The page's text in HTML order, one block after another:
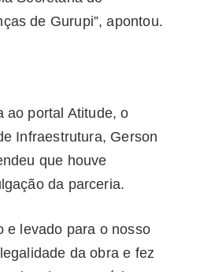
de Gurupi”, apontou.
ao portal Atitude, o
Infraestrutura, Gerson
que houve
da parceria.
e levado para o nosso
da obra e fez